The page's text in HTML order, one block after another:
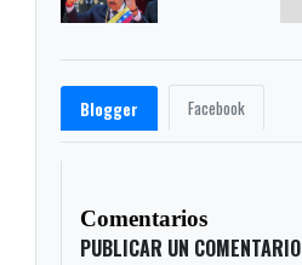
Blogger Facebook
Comentarios
PUBLICAR UN COMENTARIO